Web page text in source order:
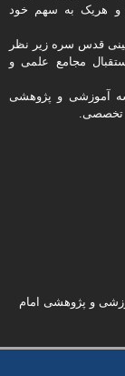
و هریک به سهم خود
قدس سره زیر نظر
استقبال مجامع علمی و
آموزشی و پژوهشی
تخصصی.
و پژوهشی امام